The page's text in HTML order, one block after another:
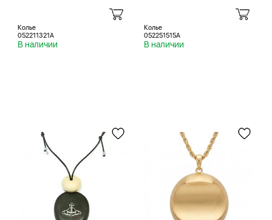
Колье
052211321A
В наличии
Колье
052251515A
В наличии